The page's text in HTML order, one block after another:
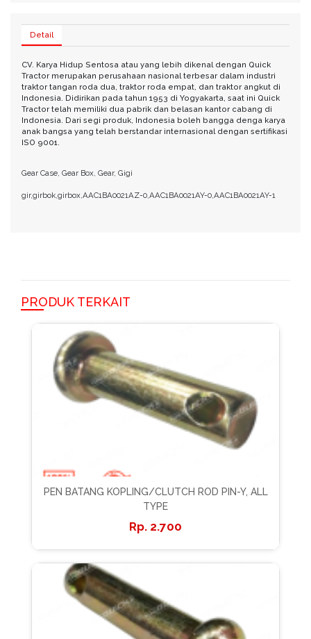
Detail
CV. Karya Hidup Sentosa atau yang lebih dikenal dengan Quick
Tractor merupakan perusahaan nasional terbesar dalam industri
traktor tangan roda dua, traktor roda empat, dan traktor angkut di
Indonesia. Didirikan pada tahun 1953 di Yogyakarta, saat ini Quick
Tractor telah memiliki dua pabrik dan belasan kantor cabang di
Indonesia. Dari segi produk, Indonesia boleh bangga denga karya
anak bangsa yang telah berstandar internasional dengan sertifikasi
ISO 9001.
Gear Case, Gear Box, Gear, Gigi
gir,girbok,girbox,AAC1BA0021AZ-0,AAC1BA0021AY-0,AAC1BA0021AY-1
PRODUK TERKAIT
PEN BATANG KOPLING/CLUTCH ROD PIN-Y, ALL
TYPE
2.700